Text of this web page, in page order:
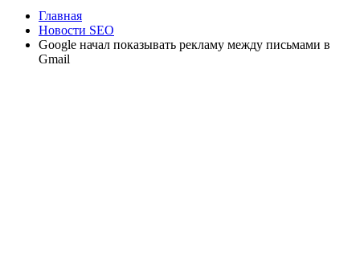
Главная
Новости SEO
Google начал показывать рекламу между письмами в
Gmail